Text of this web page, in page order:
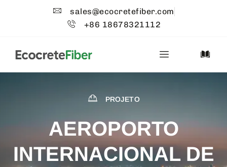
sales@ecocretefiber.com
+86 18678321112
PROJETO
AEROPORTO
INTERNACIONAL DE